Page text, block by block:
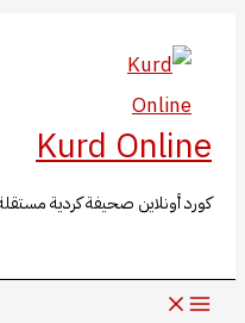
المحتوى
Kurd Online
كورد أونلاين صحيفة كردية